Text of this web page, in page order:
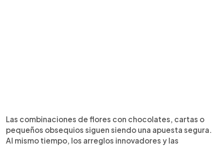
Las combinaciones de flores con chocolates, cartas o
pequeños obsequios siguen siendo una apuesta segura.
Al mismo tiempo, los arreglos innovadores y las